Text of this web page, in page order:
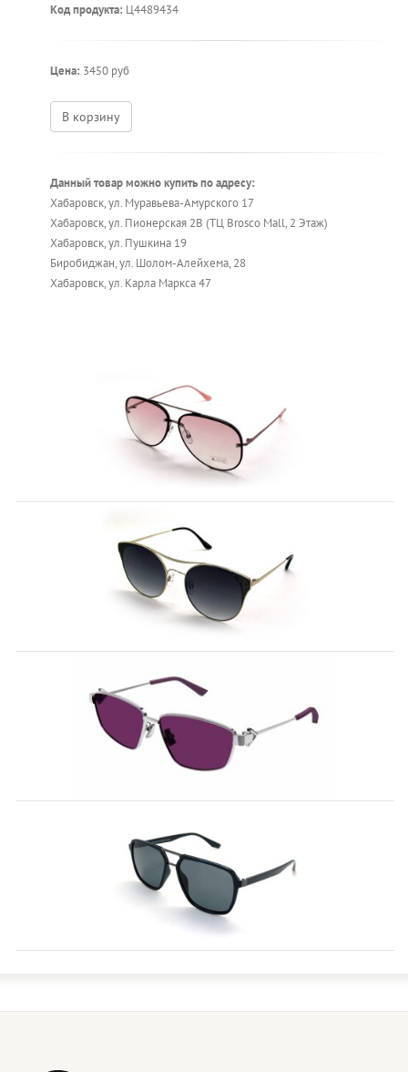
Код продукта: Ц4489434
Цена: 3450 руб
В корзину
Данный товар можно купить по адресу:
Хабаровск, ул. Муравьева-Амурского 17
Хабаровск, ул. Пионерская 2В (ТЦ Brosco Mall, 2 Этаж)
Хабаровск, ул. Пушкина 19
Биробиджан, ул. Шолом-Алейхема, 28
Хабаровск, ул. Карла Маркса 47